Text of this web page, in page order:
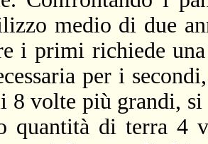
medio di due
i primi richiede
per i
volte più grandi,
quantità di terra 4